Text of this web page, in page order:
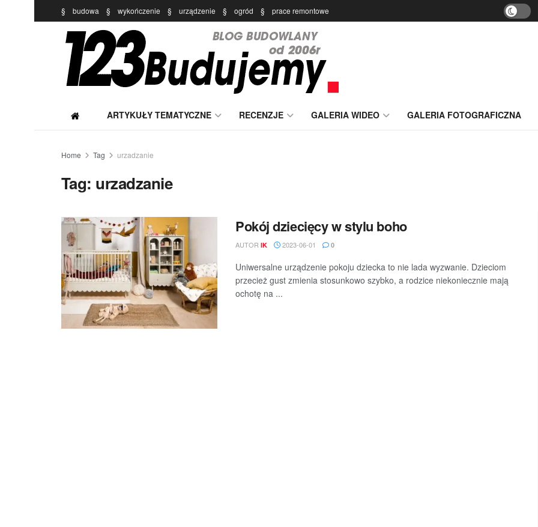
§ budowa § wykończenie § urządzenie § ogród § prace remontowe
ARTYKUŁY TEMATYCZNE RECENZJE GALERIA WIDEO GALERIA FOTOGRAFICZNA
Home Tag urzadzanie
Tag: urzadzanie
Pokój dziecięcy w stylu boho
AUTOR IK 2023-06-01 0
Uniwersalne urządzenie pokoju dziecka to nie lada wyzwanie. Dzieciom
przecież gust zmienia stosunkowo szybko, a rodzice niekoniecznie mają
ochotę na ...